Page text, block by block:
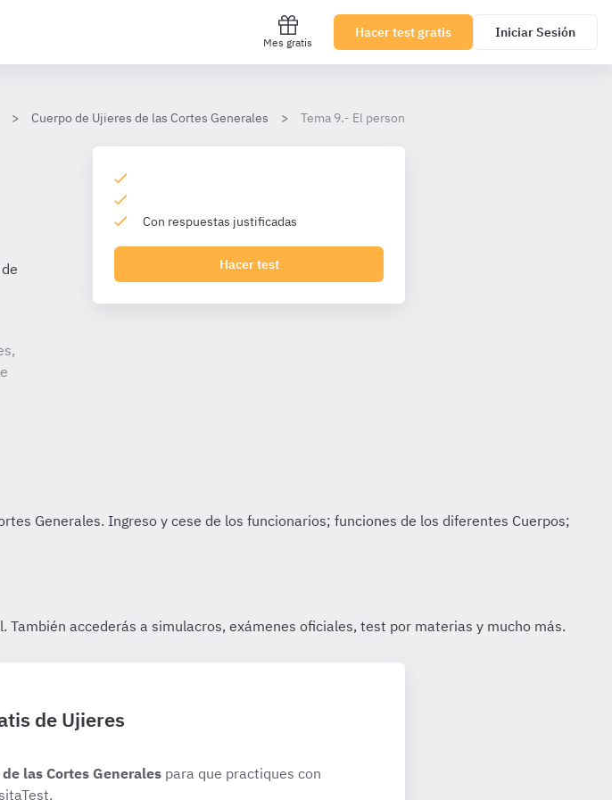
Mes gratis
Hacer test gratis Iniciar Sesión
Cuerpo de Ujieres de las Cortes Generales Tema 9.- El personal de las Cortes Generales (I)
de
Con respuestas justificadas
Hacer test
de Ujieres
las Cortes Generalespara que practiques con